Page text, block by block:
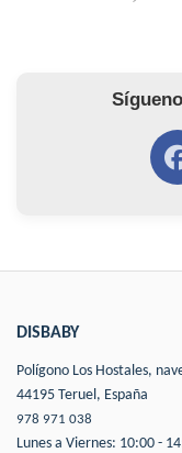
DISBABY
Polígono Los Hostales,
44195 Teruel, España
978 971 038
Lunes a Viernes: 10:00 -